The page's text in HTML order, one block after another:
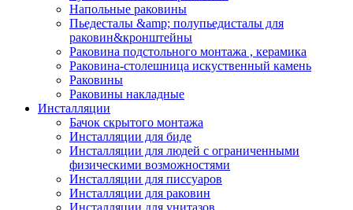
Напольные раковины
Пьедесталы &amp; полупьедисталы для
раковин&кронштейны
Раковина подстольного монтажа , керамика
Раковина-столешница искуственный камень
Раковины
Раковины накладные
Инсталляции
Бачок скрытого монтажа
Инсталляции для биде
Инсталляции для людей с ограниченными
физическими возможностями
Инсталляции для писсуаров
Инсталляции для раковин
Инсталляции для унитазов